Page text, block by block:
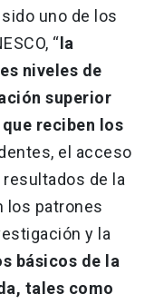
uno de los
“ la
niveles de
superior
reciben los
el acceso
de la
los patrones
y la
básicos de la
tales como